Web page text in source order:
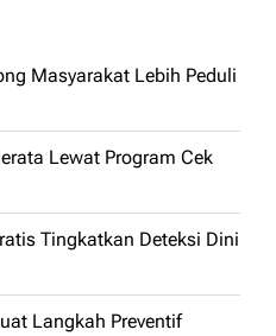
Masyarakat Lebih Peduli
Lewat Program Cek
Tingkatkan Deteksi Dini
Langkah Preventif